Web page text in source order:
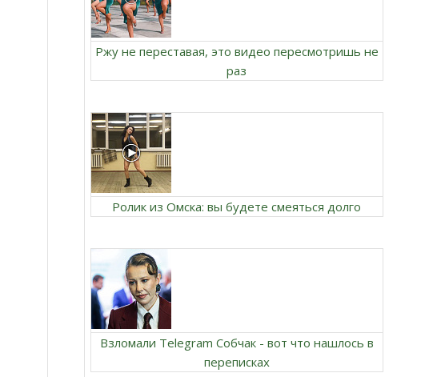
Ржу не переставая, это видео пересмотришь не
раз
Ролик из Омска: вы будете смеяться долго
Взломали Telegram Собчак - вот что нашлось в
переписках